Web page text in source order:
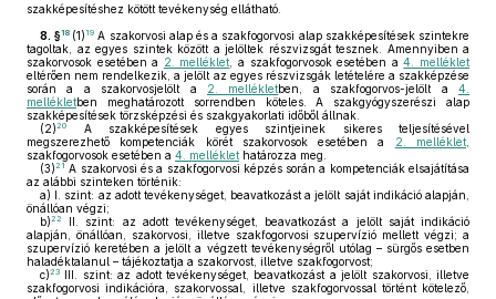
szakképesítéshez kötött tevékenység ellátható.
8. §18 (1) 19 A szakorvosi alap és a szakfogorvosi alap szakképesítések szintekre
tagoltak, az egyes szintek között a jelöltek részvizsgát tesznek. Amennyiben a
szakorvosok esetében a 2. melléklet , a szakfogorvosok esetében a4. melléklet
eltérően nem rendelkezik, a jelölt az egyes részvizsgák letételére a szakképzése
során a a szakorvosjelölt a 2. mellékletben, a szakfogorvos-jelölt a4.
mellékletben meghatározott sorrendben köteles. A szakgyógyszerészi alap
szakképesítések törzsképzési és szakgyakorlati időből állnak.
(2)20
A szakképesítések egyes szintjeinek sikeres teljesítésével
megszerezhető kompetenciák körét szakorvosok esetében a
2. melléklet
szakfogorvosok esetében a 4. melléklet határozza meg.
(3)21 A szakorvosi és a szakfogorvosi képzés során a kompetenciák elsajátítása
az alábbi szinteken történik:
a) I. szint: az adott tevékenységet, beavatkozást a jelölt saját indikáció alapján,
önállóan végzi;
b)22
II. szint: az adott tevékenységet, beavatkozást a jelölt saját indikáció
alapján, önállóan, szakorvosi, illetve szakfogorvosi szupervízió mellett végzi; a
szupervízió keretében a jelölt a végzett tevékenységről utólag – sürgős esetben
haladéktalanul – tájékoztatja a szakorvost, illetve szakfogorvost;
c)23 III. szint: az adott tevékenységet, beavatkozást a jelölt szakorvosi, illetve
szakfogorvosi indikációra, szakorvossal, illetve szakfogorvossal történt kötelező,